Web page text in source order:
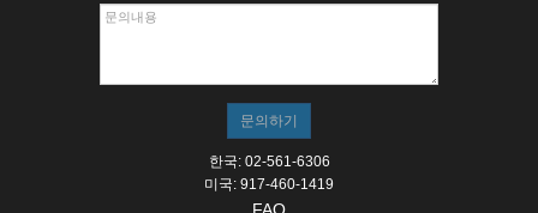
한국: 02-561-6306
미국: 917-460-1419